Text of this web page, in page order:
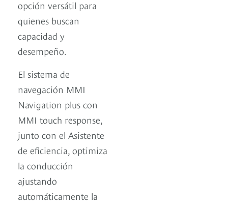
opción versátil para
quienes buscan
capacidad y
desempeño.
El sistema de
navegación MMI
Navigation plus con
MMI touch response,
junto con el Asistente
de eficiencia, optimiza
la conducción
ajustando
automáticamente la